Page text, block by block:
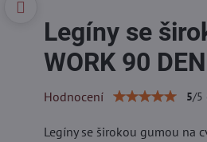
Legíny se
WORK 90
Hodnocení 5/5
Legíny se širokou gumou na